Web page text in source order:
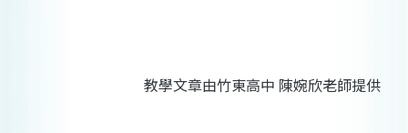
教學文章由竹東高中 陳婉欣老師提供